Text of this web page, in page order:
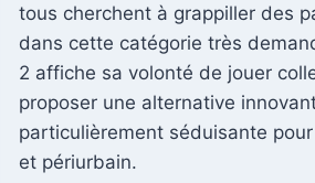
tous cherchent à grappiller des
dans cette catégorie très
2 affiche sa volonté de jouer
proposer une alternative
particulièrement séduisante
et périurbain.